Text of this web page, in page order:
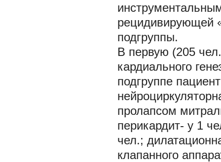
рецидивирующей
подгруппы.
В первую (205
кардиального
подгруппе
пролапсом
перикардит- у 1
чел.;
клапанного